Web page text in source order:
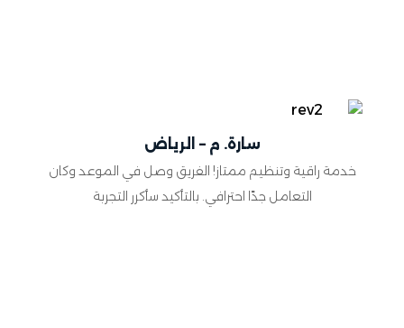
سارة. م – الرياض
خدمة راقية وتنظيم ممتاز! الفريق وصل في الموعد وكان
التعامل جدًا احترافي. بالتأكيد سأكرر التجربة